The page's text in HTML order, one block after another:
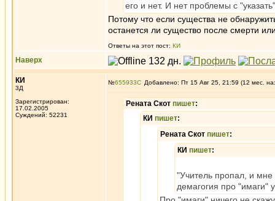
его и нет. И нет проблемы с
Потому что если существа не
останется ли существо после смерти
Ответы на этот пост: КИ
Наверх
КИ
3Д
Зарегистрирован:
17.02.2005
Суждений: 52231
№655933 Добавлено: Пт 15 Авг 25, 21:59 (12 мес.
Рената Скот пишет:
КИ пишет:
Рената Скот пишет:
КИ пишет:
"Учитель пропал, и мне
демагогия про "имаги"